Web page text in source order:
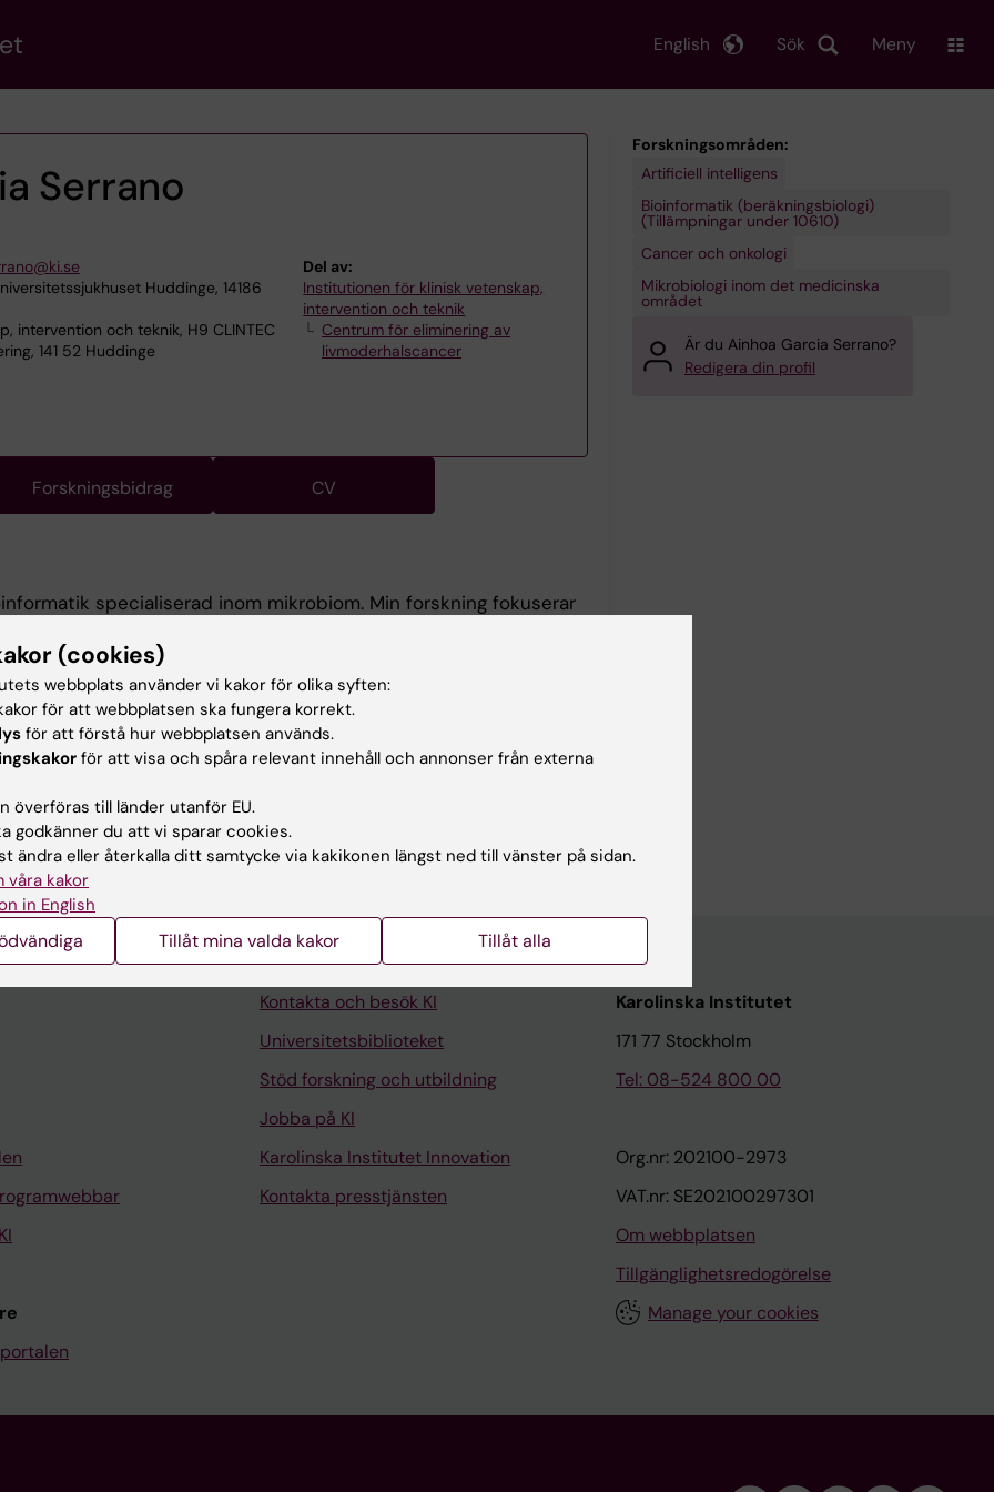
Sök
English Meny
Serrano
Huddinge, 14186
intervention och teknik, H9 CLINTEC
141 52 Huddinge
Del av:
Institutionen för klinisk vetenskap,
intervention och teknik
Centrum för eliminering av
livmoderhalscancer
Forskningsbidrag CV
specialiserad inom mikrobiom. Min forskning fokuserar
cancer prevention.
till École normale supérieure (Lyon, Frankirke) och Institut
de Bellvitge (Barcelona, Spanien).
(Universitat Pompeu Fabra, Spanien)
(Universitat de Barcelona, Spanien)
Forskningsområden:
Artificiell intelligens
Bioinformatik (beräkningsbiologi)
(Tillämpningar under 10610)
Cancer och onkologi
Mikrobiologi inom det medicinska
området
Är du Ainhoa Garcia Serrano?
Redigera din profil
Kontakta och besök KI
Universitetsbiblioteket
Stöd forskning och utbildning
Jobba på KI
Karolinska Institutet Innovation
Kontakta presstjänsten
Karolinska Institutet
171 77 Stockholm
Tel: 08-524 800 00
Org.nr: 202100-2973
VAT.nr: SE202100297301
Om webbplatsen
Tillgänglighetsredogörelse
Manage your cookies
(cookies)
webbplats använder vi kakor för olika syften:
för att webbplatsen ska fungera korrekt.
för att förstå hur webbplatsen används.
för att visa och spåra relevant innehåll och annonser från externa
överföras till länder utanför EU.
godkänner du att vi sparar cookies.
ändra eller återkalla ditt samtycke via kakikonen längst ned till vänster på sidan.
våra kakor
in English
Tillåt mina valda kakor Tillåt alla